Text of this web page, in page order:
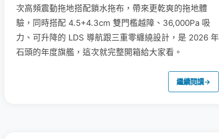
次高頻震動拖地搭配鎖水拖布，帶來更乾爽的拖地體
驗，同時搭配 4.5+4.3cm 雙門檻越障、36,000Pa 吸
力、可升降的 LDS 導航跟三重零纏繞設計，是 2026 年
石頭的年度旗艦，這次就完整開箱給大家看。
繼續閱讀→